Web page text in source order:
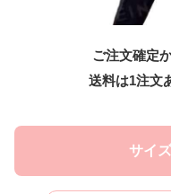
ご注文確定
送料は1注文
サイ